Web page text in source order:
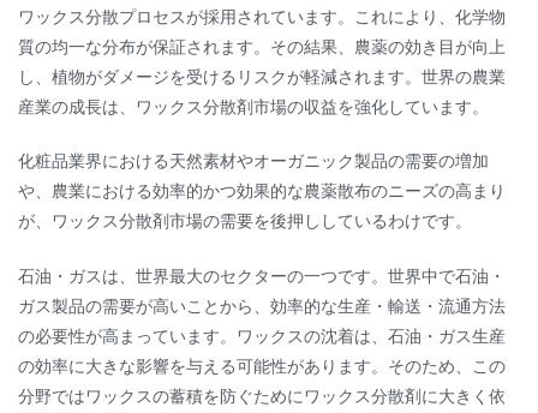
ワックス分散プロセスが採用されています。これにより、化学物
質の均一な分布が保証されます。その結果、農薬の効き目が向上
し、植物がダメージを受けるリスクが軽減されます。世界の農業
産業の成長は、ワックス分散剤市場の収益を強化しています。
化粧品業界における天然素材やオーガニック製品の需要の増加
や、農業における効率的かつ効果的な農薬散布のニーズの高まり
が、ワックス分散剤市場の需要を後押ししているわけです。
石油・ガスは、世界最大のセクターの一つです。世界中で石油・
ガス製品の需要が高いことから、効率的な生産・輸送・流通方法
の必要性が高まっています。ワックスの沈着は、石油・ガス生産
の効率に大きな影響を与える可能性があります。そのため、この
分野ではワックスの蓄積を防ぐためにワックス分散剤に大きく依